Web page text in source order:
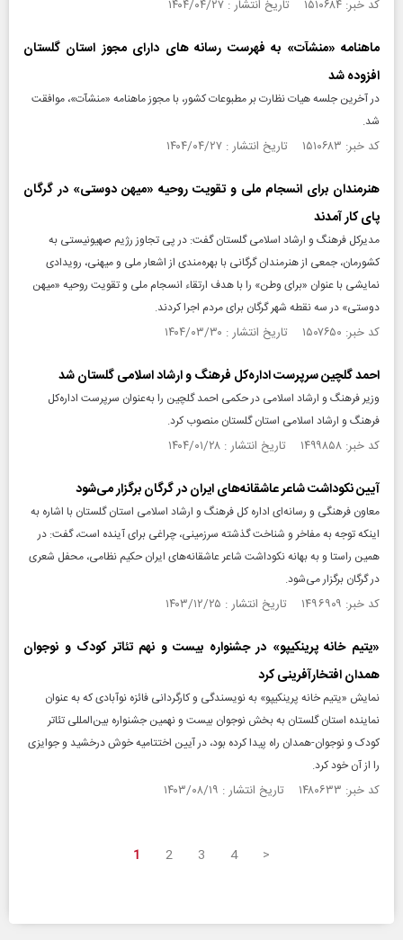
کد خبر: ۱۵۱۰۶۸۴ تاریخ انتشار : ۱۴۰۴/۰۴/۲۷
ماهنامه «منشآت» به فهرست رسانه های دارای مجوز استان گلستان
افزوده شد
در آخرین جلسه هیات نظارت بر مطبوعات کشور، با مجوز ماهنامه «منشآت»، موافقت
شد.
کد خبر: ۱۵۱۰۶۸۳ تاریخ انتشار : ۱۴۰۴/۰۴/۲۷
هنرمندان برای انسجام ملی و تقویت روحیه «میهن دوستی» در گرگان
پای کار آمدند
مدیرکل فرهنگ و ارشاد اسلامی گلستان گفت: در پی تجاوز رژیم صهیونیستی به
کشورمان، جمعی از هنرمندان گرگانی با بهره‌مندی از اشعار ملی و میهنی، رویدادی
نمایشی با عنوان «برای وطن» را با هدف ارتقاء انسجام ملی و تقویت روحیه «میهن
دوستی» در سه نقطه شهر گرگان برای مردم اجرا کردند.
کد خبر: ۱۵۰۷۶۵۰ تاریخ انتشار : ۱۴۰۴/۰۳/۳۰
احمد گلچین سرپرست اداره‌کل فرهنگ و ارشاد اسلامی گلستان شد
وزیر فرهنگ و ارشاد اسلامی در حکمی احمد گلچین را به‌عنوان سرپرست اداره‌کل
فرهنگ و ارشاد اسلامی استان گلستان منصوب کرد.
کد خبر: ۱۴۹۹۸۵۸ تاریخ انتشار : ۱۴۰۴/۰۱/۲۸
آیین نکوداشت شاعر عاشقانه‌های ایران در گرگان برگزار می‌شود
معاون فرهنگی و رسانه‌ای اداره کل فرهنگ و ارشاد اسلامی استان گلستان با اشاره به
اینکه توجه به مفاخر و شناخت گذشته سرزمینی، چراغی برای آینده است، گفت: در
همین راستا و به بهانه نکوداشت شاعر عاشقانه‌های ایران حکیم نظامی، محفل شعری
در گرگان برگزار می‌شود.
کد خبر: ۱۴۹۶۹۰۹ تاریخ انتشار : ۱۴۰۳/۱۲/۲۵
«یتیم خانه پرینکیپو» در جشنواره بیست و نهم تئاتر کودک و نوجوان
همدان افتخارآفرینی کرد
نمایش «یتیم خانه پرینکیپو» به نویسندگی و کارگردانی فائزه نوآبادی که به عنوان
نماینده استان گلستان به بخش نوجوان بیست و نهمین جشنواره بین‌المللی تئاتر
کودک و نوجوان-همدان راه پیدا کرده بود، در آیین اختتامیه خوش درخشید و جوایزی
را از آن خود کرد.
کد خبر: ۱۴۸۰۶۳۳ تاریخ انتشار : ۱۴۰۳/۰۸/۱۹
1 2 3 4 >